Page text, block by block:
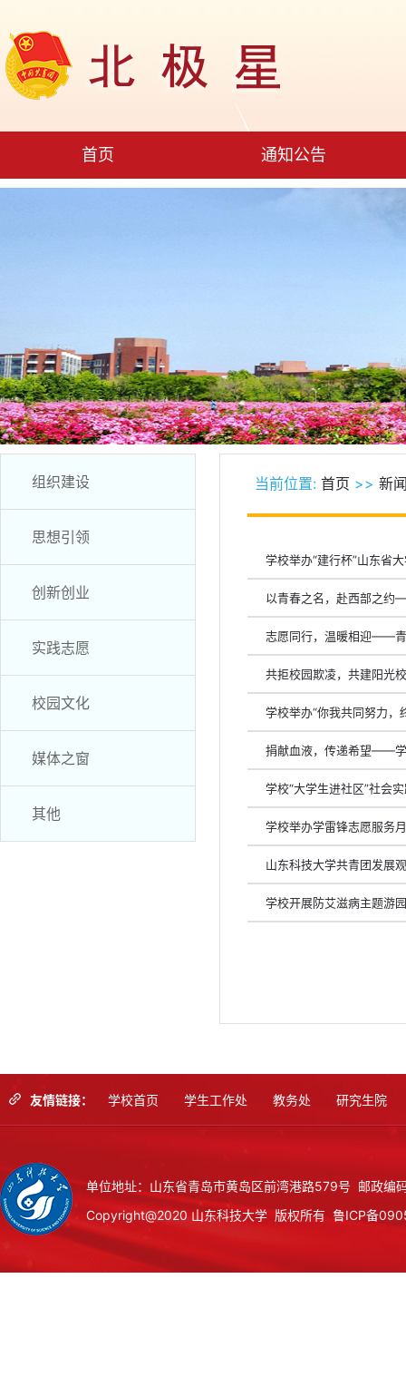
首页 通知公告
组织建设
思想引领
创新创业
实践志愿
校园文化
媒体之窗
其他
当前位置: 首页 >> 新
学校举办“建行杯”山东省
以青春之名，赴西部之
志愿同行，温暖相迎——
共拒校园欺凌，共建阳光
学校举办“你我共同努力，
捐献血液，传递希望——
学校“大学生进社区”社会
学校举办学雷锋志愿服务
山东科技大学共青团发展
学校开展防艾滋病主题游
友情链接： 学校首页 学生工作处 教务处 研究生院
单位地址：山东省青岛市黄岛区前湾港路579号 邮政
Copyright@2020 山东科技大学 版权所有 鲁ICP备